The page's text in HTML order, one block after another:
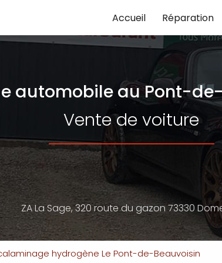
Accueil
Réparation
automobileau Pont-
Vente de voiture
ZA La Sage,320 route du gazon73330
hydrogène Le Pont-de-Beauvoisin